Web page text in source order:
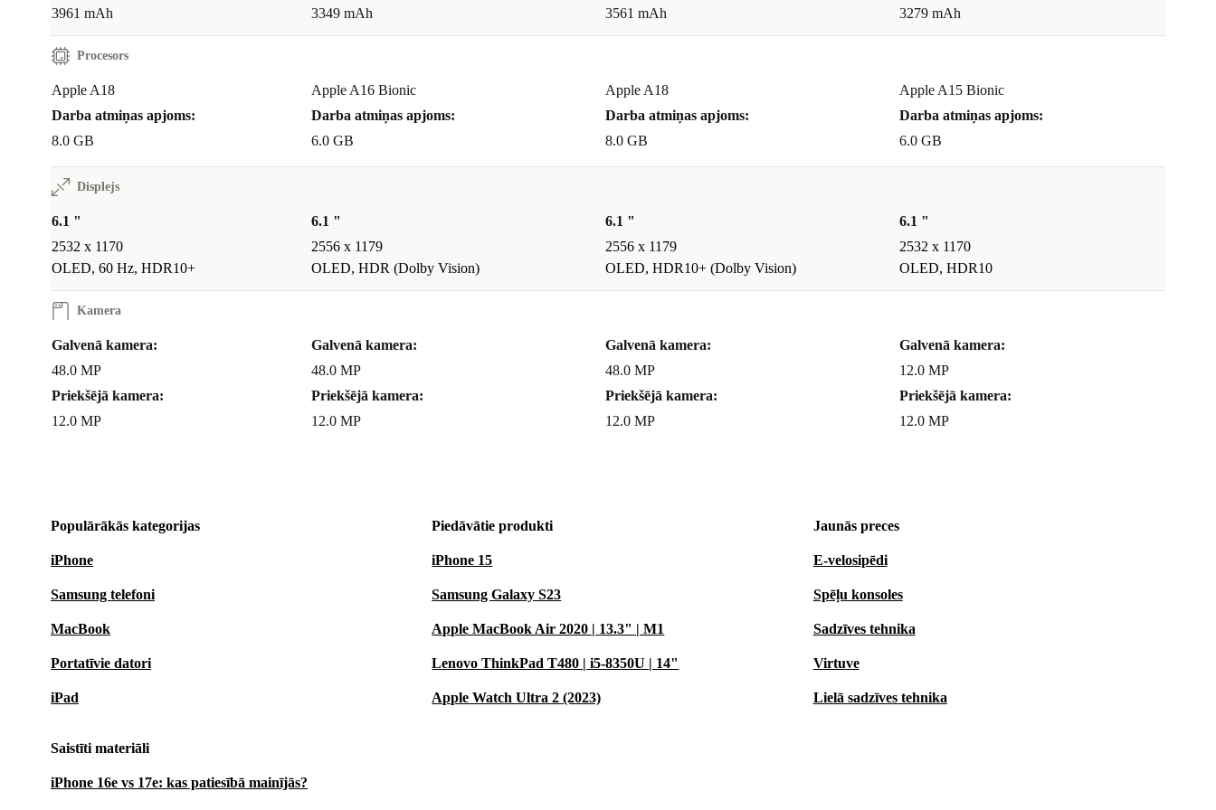
Kā iPhone 16e palīdz man ikdienā?
Kāda ir akumulatora darbības laiks?
Optimizētais Apple mikroshēmas nodrošina ilgu darbības laiku, lai tu varētu
palikt elastīgs ceļā un retāk uzlādēt ierīci.
Kā pāriet uz atjaunotu ierīci?
Refurbed priekšrocības
Vismaz12 mēnešu garantija
– drošības sajūtai
30 dienu bezmaksas izmēģinājums
– atgriešana bez riska
Iepazīsties ar atjaunoto iPhone 16e – tehnoloģiju faniem, kuri mīl
komfortu, veiktspēju un ilgtspējību.
3961 mAh 3349 mAh 3561 mAh 3279 mAh
Procesors
Apple A18
Darba atmiņas apjoms:
8.0 GB
Apple A16 Bionic
Darba atmiņas apjoms:
6.0 GB
Apple A18
Darba atmiņas apjoms:
8.0 GB
Apple A15 Bionic
Darba atmiņas apjoms:
6.0 GB
Displejs
6.1 "
2532 x 1170
OLED, 60 Hz, HDR10+
6.1 "
2556 x 1179
OLED, HDR (Dolby Vision)
6.1 "
2556 x 1179
OLED, HDR10+ (Dolby Vision)
6.1 "
2532 x 1170
OLED, HDR10
Kamera
Galvenā kamera:
48.0 MP
Priekšējā kamera:
12.0 MP
Galvenā kamera:
48.0 MP
Priekšējā kamera:
12.0 MP
Galvenā kamera:
48.0 MP
Priekšējā kamera:
12.0 MP
Galvenā kamera:
12.0 MP
Priekšējā kamera:
12.0 MP
Populārākās kategorijas
iPhone
Samsung telefoni
MacBook
Portatīvie datori
iPad
Piedāvātie produkti
iPhone 15
Samsung Galaxy S23
Apple MacBook Air 2020 | 13.3" | M1
Lenovo ThinkPad T480 | i5-8350U | 14"
Apple Watch Ultra 2 (2023)
Jaunās preces
E-velosipēdi
Spēļu konsoles
Sadzīves tehnika
Virtuve
Lielā sadzīves tehnika
Saistīti materiāli
iPhone 16e vs 17e: kas patiesībā mainījās?